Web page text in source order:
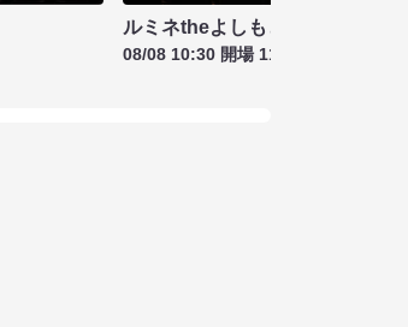
ルミネtheよしもと お盆特別興行
08/08 10:30 開場 11:00 開演